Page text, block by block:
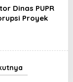
Dinas PUPR
Proyek